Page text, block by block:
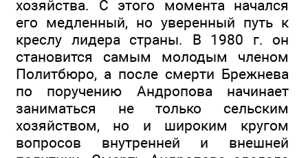
хозяйства. С этого момента начался
его медленный, но уверенный путь к
креслу лидера страны. В 1980 г. он
становится самым молодым членом
Политбюро, а после смерти Брежнева
по поручению Андропова начинает
заниматься не только сельским
хозяйством, но и широким кругом
вопросов внутренней и внешней